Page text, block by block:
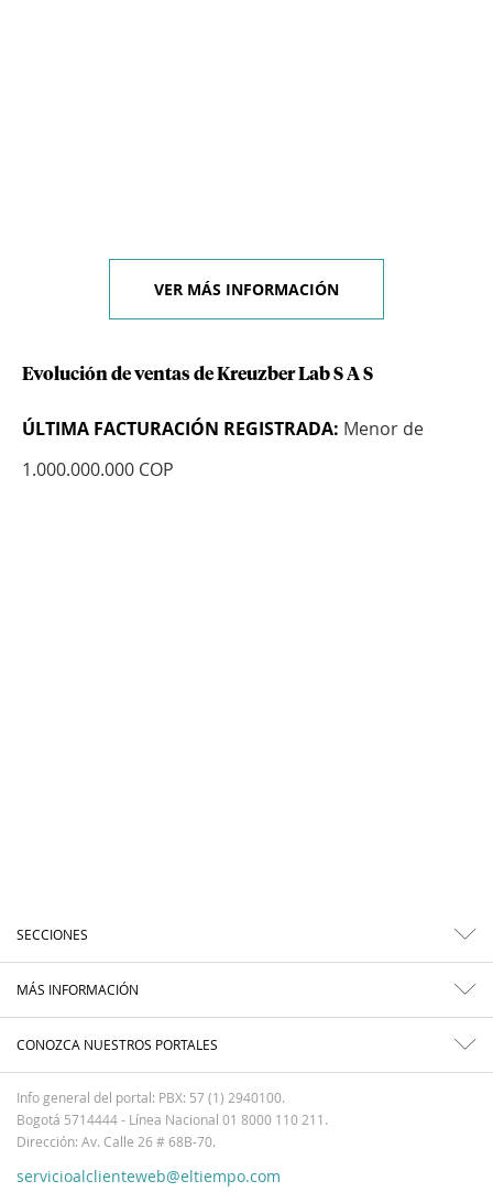
VER MÁS INFORMACIÓN
Evolución de ventas de Kreuzber Lab S A S
ÚLTIMA FACTURACIÓN REGISTRADA: Menor de
1.000.000.000 COP
SECCIONES
MÁS INFORMACIÓN
CONOZCA NUESTROS PORTALES
Info general del portal: PBX: 57 (1) 2940100.
Bogotá 5714444 - Línea Nacional 01 8000 110 211.
Dirección: Av. Calle 26 # 68B-70.
servicioalclienteweb@eltiempo.com